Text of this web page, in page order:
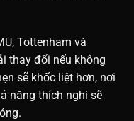
Tottenham và
thay đổi nếu không
sẽ khốc liệt hơn, nơi
năng thích nghi sẽ